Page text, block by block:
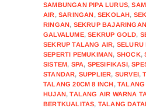
SAMBUNGAN PIPA LURUS,
AIR,SARINGAN,SEKOLAH,
RINGAN, SEKRUP BAJARINGAN
GALVALUME,SEKRUP GOLD,
SEKRUP TALANG AIR, SELURU
SEPERTI PEMUKIMAN, SHOCK,
SISTEM, SPA, SPESIFIKASI,
STANDAR, SUPPLIER, SURVEI,
TALANG 20CM 8 INCH,
HUJAN,TALANG AIR WARNA
BERTKUALITAS, TALANG